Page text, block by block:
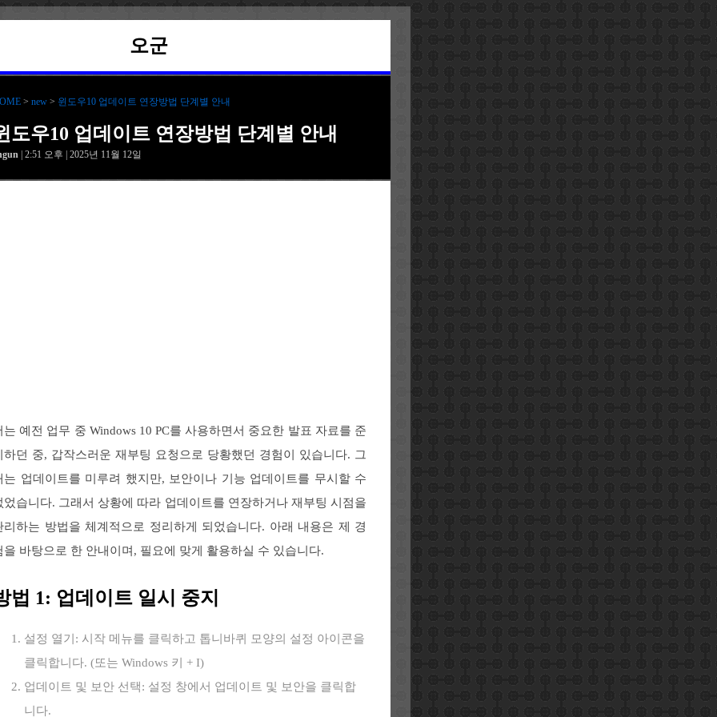
오군
> new > 윈도우10 업데이트 연장방법 단계별 안내
도우10 업데이트 연장방법 단계별 안내
| 2:51 오후 | 2025년 11월 12일
는 예전 업무 중 Windows 10 PC를 사용하면서 중요한 발표 자료를 준
하던 중, 갑작스러운 재부팅 요청으로 당황했던 경험이 있습니다. 그
는 업데이트를 미루려 했지만, 보안이나 기능 업데이트를 무시할 수
었습니다. 그래서 상황에 따라 업데이트를 연장하거나 재부팅 시점을
리하는 방법을 체계적으로 정리하게 되었습니다. 아래 내용은 제 경
을 바탕으로 한 안내이며, 필요에 맞게 활용하실 수 있습니다.
법 1: 업데이트 일시 중지
설정 열기: 시작 메뉴를 클릭하고 톱니바퀴 모양의 설정 아이콘을
클릭합니다. (또는 Windows 키 + I)
업데이트 및 보안 선택: 설정 창에서 업데이트 및 보안을 클릭합
니다.